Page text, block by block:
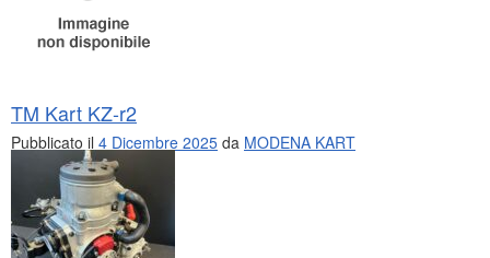
TM Kart KZ-r2
Pubblicato il 4 Dicembre 2025 da MODENA KART